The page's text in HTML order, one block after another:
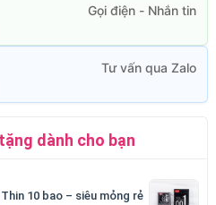
dành cho bạn
10 bao – siêu mỏng rẻ